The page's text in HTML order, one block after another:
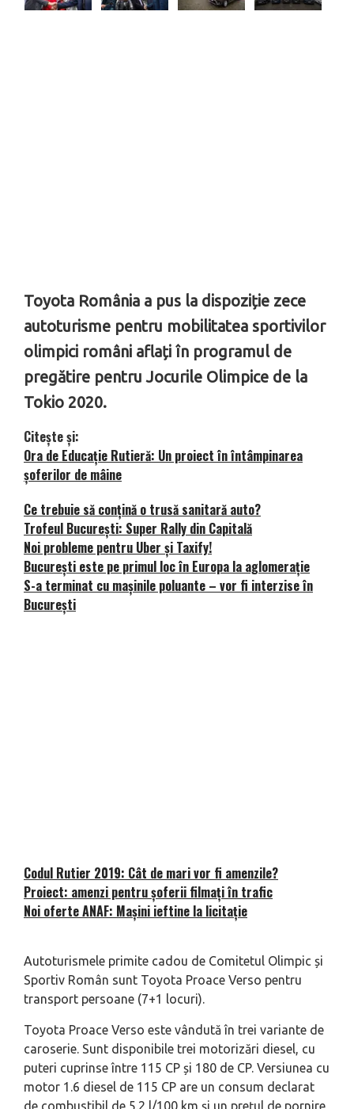
Toyota România a pus la dispoziție zece
autoturisme pentru mobilitatea sportivilor
olimpici români aflați în programul de
pregătire pentru Jocurile Olimpice de la
Tokio 2020.
Citește și:
Ora de Educație Rutieră: Un proiect în întâmpinarea
șoferilor de mâine
Ce trebuie să conțină o trusă sanitară auto?
Trofeul București: Super Rally din Capitală
Noi probleme pentru Uber și Taxify!
București este pe primul loc în Europa la aglomerație
S-a terminat cu mașinile poluante – vor fi interzise în
București
Codul Rutier 2019: Cât de mari vor fi amenzile?
Proiect: amenzi pentru șoferii filmați în trafic
Noi oferte ANAF: Mașini ieftine la licitație
Autoturismele primite cadou de Comitetul Olimpic și
Sportiv Român sunt Toyota Proace Verso pentru
transport persoane (7+1 locuri).
Toyota Proace Verso este vândută în trei variante de
caroserie. Sunt disponibile trei motorizări diesel, cu
puteri cuprinse între 115 CP și 180 de CP. Versiunea cu
motor 1.6 diesel de 115 CP are un consum declarat
de combustibil de 5.2 l/100 km și un prețul de pornire